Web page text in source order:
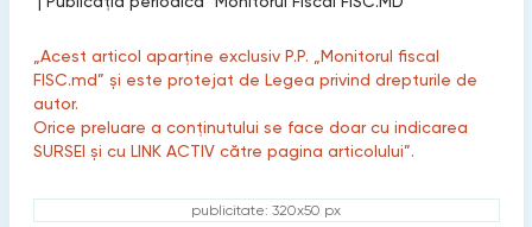
„Acest articol aparține exclusiv P.P. „Monitorul fiscal
FISC.md” și este protejat de Legea privind drepturile de
autor.
Orice preluare a conținutului se face doar cu indicarea
SURSEI și cu LINK ACTIV către pagina articolului”.
publicitate: 320x50 px